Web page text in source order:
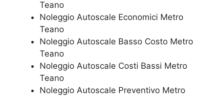
Teano
Noleggio Autoscale Economici Metro
Teano
Noleggio Autoscale Basso Costo Metro
Teano
Noleggio Autoscale Costi Bassi Metro
Teano
Noleggio Autoscale Preventivo Metro